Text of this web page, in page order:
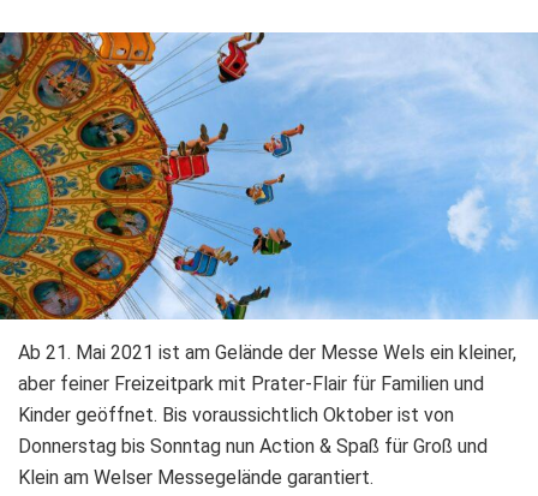
Ab 21. Mai 2021 ist am Gelände der Messe Wels ein kleiner,
aber feiner Freizeitpark mit Prater-Flair für Familien und
Kinder geöffnet. Bis voraussichtlich Oktober ist von
Donnerstag bis Sonntag nun Action & Spaß für Groß und
Klein am Welser Messegelände garantiert.